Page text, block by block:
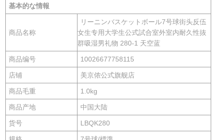
基本的な情報
商品名称
リーニンバスケットボール7号球街头反伍
女生专用大学生公式試合室外室内耐久性抜
群吸湿男礼物 280-1 天空蓝
商品编号 10026677758115
店铺 美京侬公式旗舰店
商品毛重 1.0kg
商品产地 中国大陆
货号 LBQK280